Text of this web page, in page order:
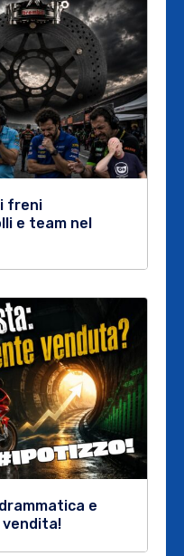
freni
e team nel
e
vendita!